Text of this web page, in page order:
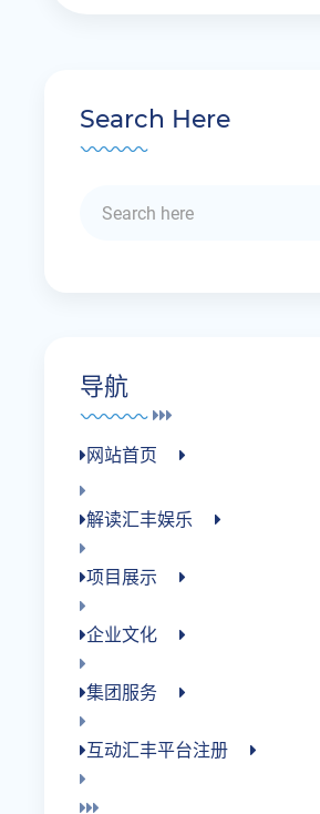
Search Here
导航
网站首页
解读汇丰娱乐
项目展示
企业文化
集团服务
互动汇丰平台注册